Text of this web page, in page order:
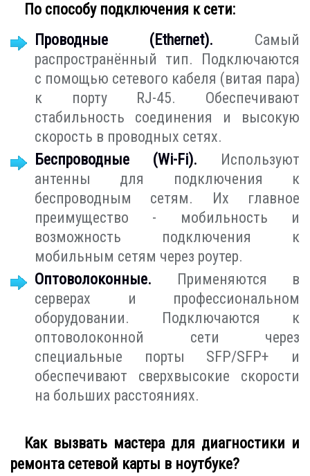
По способу подключения к сети:
Проводные (Ethernet). Самый
распространённый тип. Подключаются
с помощью сетевого кабеля (витая пара)
к порту RJ-45. Обеспечивают
стабильность соединения и высокую
скорость в проводных сетях.
Беспроводные (Wi-Fi). Используют
антенны для подключения к
беспроводным сетям. Их главное
преимущество - мобильность и
возможность подключения к
мобильным сетям через роутер.
Оптоволоконные. Применяются в
серверах и профессиональном
оборудовании. Подключаются к
оптоволоконной сети через
специальные порты SFP/SFP+ и
обеспечивают сверхвысокие скорости
на больших расстояниях.
Как вызвать мастера для диагностики и
ремонта сетевой карты в ноутбуке?